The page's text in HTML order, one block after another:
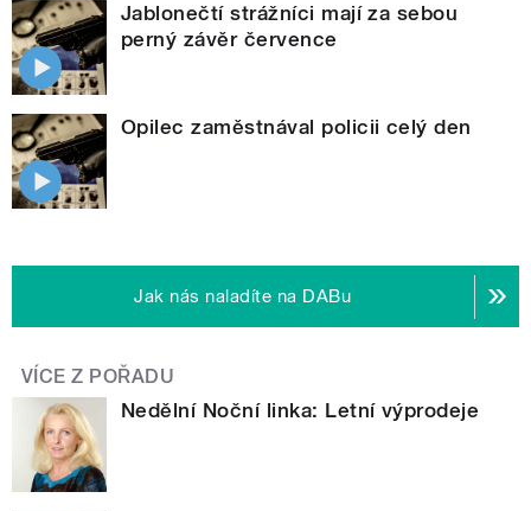
Jablonečtí strážníci mají za sebou
perný závěr července
Opilec zaměstnával policii celý den
Jak nás naladíte na DABu
VÍCE Z POŘADU
Nedělní Noční linka: Letní výprodeje